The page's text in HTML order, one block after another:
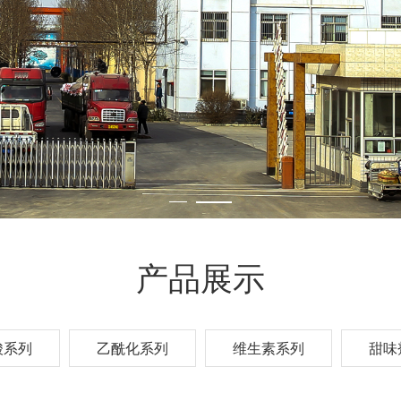
产品展示
列 乙酰化系列 维生素系列 甜